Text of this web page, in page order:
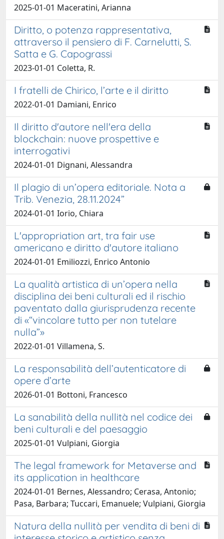
2025-01-01 Maceratini, Arianna
Diritto, o potenza rappresentativa,
attraverso il pensiero di F. Carnelutti, S.
Satta e G. Capograssi
2023-01-01 Coletta, R.
I fratelli de Chirico, l’arte e il diritto
2022-01-01 Damiani, Enrico
Il diritto d'autore nell'era della
blockchain: nuove prospettive e
interrogativi
2024-01-01 Dignani, Alessandra
Il plagio di un’opera editoriale. Nota a
Trib. Venezia, 28.11.2024”
2024-01-01 Iorio, Chiara
L'appropriation art, tra fair use
americano e diritto d'autore italiano
2024-01-01 Emiliozzi, Enrico Antonio
La qualità artistica di un’opera nella
disciplina dei beni culturali ed il rischio
paventato dalla giurisprudenza recente
di «“vincolare tutto per non tutelare
nulla”»
2022-01-01 Villamena, S.
La responsabilità dell’autenticatore di
opere d’arte
2026-01-01 Bottoni, Francesco
La sanabilità della nullità nel codice dei
beni culturali e del paesaggio
2025-01-01 Vulpiani, Giorgia
The legal framework for Metaverse and
its application in healthcare
2024-01-01 Bernes, Alessandro; Cerasa, Antonio;
Pasa, Barbara; Tuccari, Emanuele; Vulpiani, Giorgia
Natura della nullità per vendita di beni di